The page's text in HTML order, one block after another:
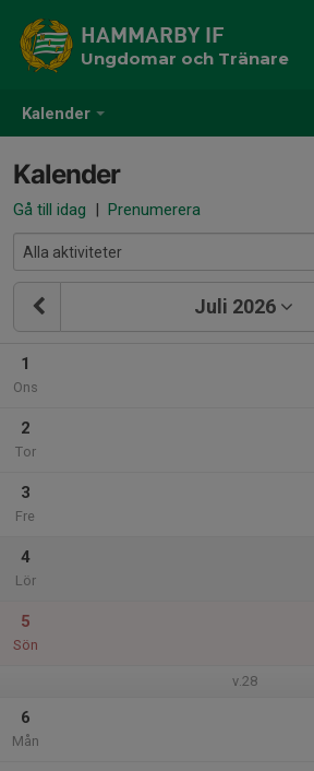
Kalender
HAMMARBY IF
Ungdomar och Tränare
Kalender
Gå till idag | Prenumerera
Juli 2026
1
Ons
2
Tor
3
Fre
4
Lör
5
Sön
v.28
6
Mån